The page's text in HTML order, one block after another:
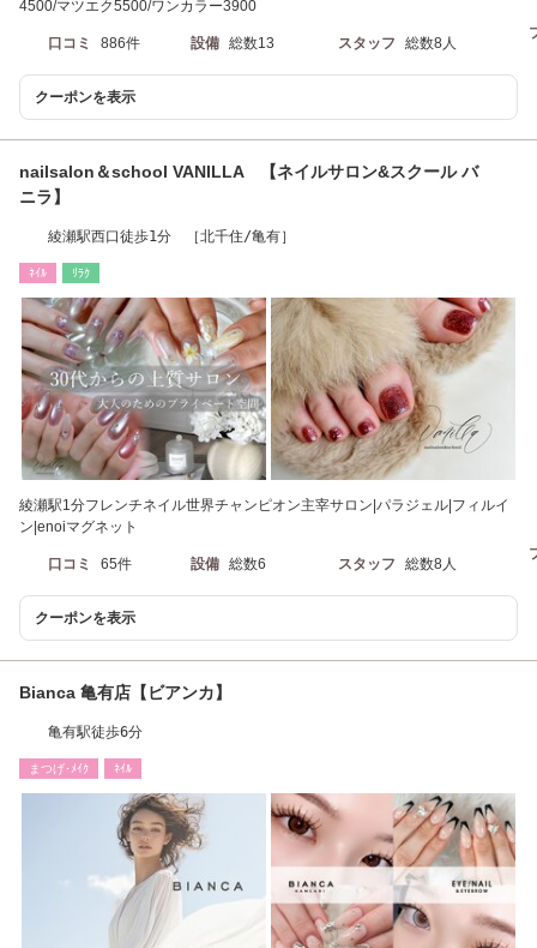
4500/マツエク5500/ワンカラー3900
口コミ 886件 設備 総数13 スタッフ 総数8人
クーポンを表示
nailsalon＆school VANILLA 【ネイルサロン&スクール バ
ニラ】
綾瀬駅西口徒歩1分 ［北千住/亀有］
ﾈｲﾙ ﾘﾗｸ
綾瀬駅1分フレンチネイル世界チャンピオン主宰サロン|パラジェル|フィルイ
ン|enoiマグネット
口コミ 65件 設備 総数6 スタッフ 総数8人
クーポンを表示
Bianca 亀有店【ビアンカ】
亀有駅徒歩6分
まつげ･ﾒｲｸ ﾈｲﾙ